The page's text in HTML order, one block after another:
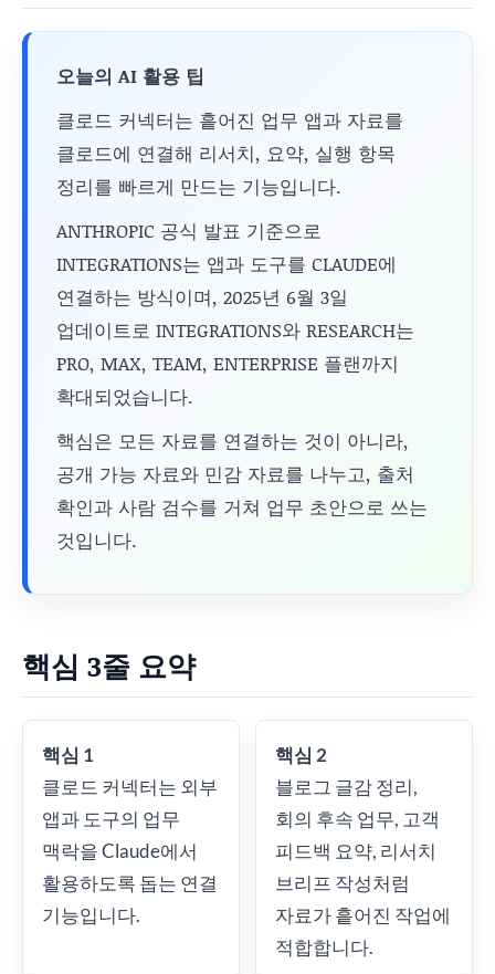
오늘의 AI 활용 팁
클로드 커넥터는 흩어진 업무 앱과 자료를
클로드에 연결해 리서치, 요약, 실행 항목
정리를 빠르게 만드는 기능입니다.
ANTHROPIC 공식 발표 기준으로
INTEGRATIONS는 앱과 도구를 CLAUDE에
연결하는 방식이며, 2025년 6월 3일
업데이트로 INTEGRATIONS와 RESEARCH는
PRO, MAX, TEAM, ENTERPRISE 플랜까지
확대되었습니다.
핵심은 모든 자료를 연결하는 것이 아니라,
공개 가능 자료와 민감 자료를 나누고, 출처
확인과 사람 검수를 거쳐 업무 초안으로 쓰는
것입니다.
핵심 3줄 요약
핵심 1
클로드 커넥터는 외부
앱과 도구의 업무
맥락을 Claude에서
활용하도록 돕는 연결
기능입니다.
핵심 2
블로그 글감 정리,
회의 후속 업무, 고객
피드백 요약, 리서치
브리프 작성처럼
자료가 흩어진 작업에
적합합니다.